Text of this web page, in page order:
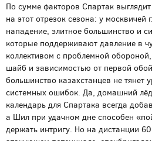
По сумме факторов Спартак
на этот отрезок сезона: у москвичей
нападение, элитное большинство и
которые поддерживают давление в
коллективом с проблемной
шайб и зависимостью от первой
большинство казахстанцев не тянет
системных ошибок. Да, домашний
календарь для Спартака всегда
а Шил при удачном дне способен
держать интригу. Но на дистанции